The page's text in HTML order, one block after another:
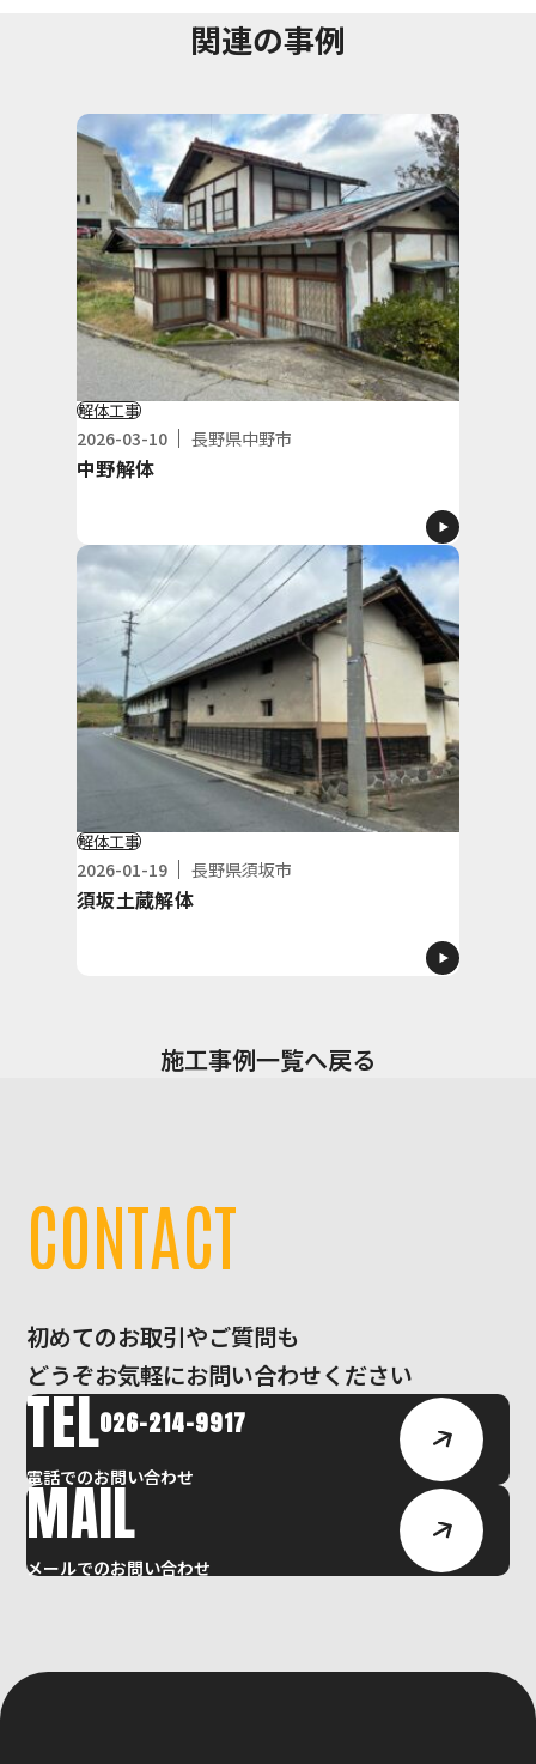
関連の事例
解体工事
2026-03-10 長野県中野市
中野解体
解体工事
2026-01-19 長野県須坂市
須坂土蔵解体
施工事例一覧へ戻る
CONTACT
初めてのお取引やご質問も
どうぞお気軽にお問い合わせください
TEL026-214-9917
電話でのお問い合わせ
MAIL
メールでのお問い合わせ